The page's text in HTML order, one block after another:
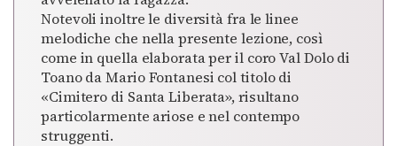
Notevoli inoltre le diversità fra le linee
melodiche che nella presente lezione, così
come in quella elaborata per il coro Val Dolo di
Toano da Mario Fontanesi col titolo di
«Cimitero di Santa Liberata», risultano
particolarmente ariose e nel contempo
struggenti.